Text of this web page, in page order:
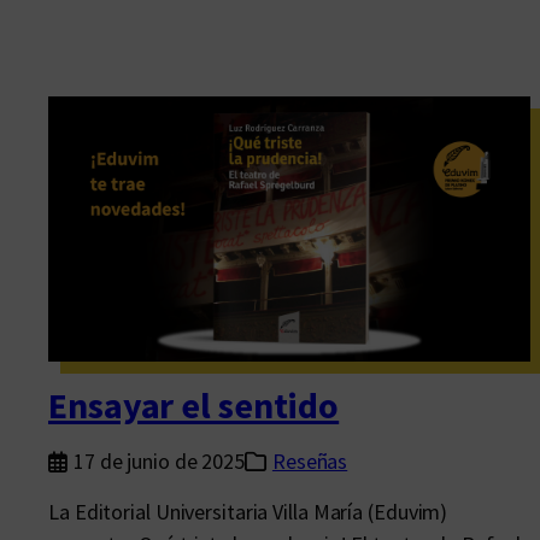
Ensayar el sentido
17 de junio de 2025
Reseñas
La Editorial Universitaria Villa María (Eduvim)